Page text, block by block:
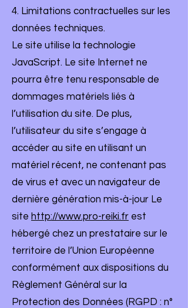
4. Limitations contractuelles sur les
données techniques.
Le site utilise la technologie
JavaScript. Le site Internet ne
pourra être tenu responsable de
dommages matériels liés à
l’utilisation du site. De plus,
l’utilisateur du site s’engage à
accéder au site en utilisant un
matériel récent, ne contenant pas
de virus et avec un navigateur de
dernière génération mis-à-jour Le
site http://www.pro-reiki.fr est
hébergé chez un prestataire sur le
territoire de l’Union Européenne
conformément aux dispositions du
Règlement Général sur la
Protection des Données (RGPD : n°